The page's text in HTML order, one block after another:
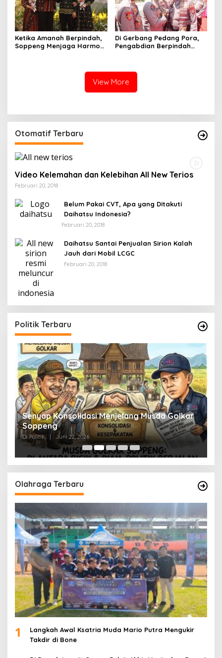
Ketika Amanah Berpindah,
Soppeng Menjaga Harmoni
Di Gerbang Pedang Pora,
Pengabdian Berpindah
View More
Otomatif Terbaru
Video Kelemahan dan Kelebihan All New Terios
Februari 20, 2018
Belum Pakai CVT, Apa yang Ditakuti
Daihatsu Indonesia?
Februari 20, 2018
Daihatsu Santai Penjualan Sirion Kalah
Jauh dari Mobil LCGC
Februari 20, 2018
Politik Terbaru
Senyap Konsolidasi Menjelang Musda Golkar
Soppeng
Di Politik Juni 22, 2026
Olahraga Terbaru
1
Langkah Awal Ksatria Muda Mario Putra Mengukir
Takdir di Bone